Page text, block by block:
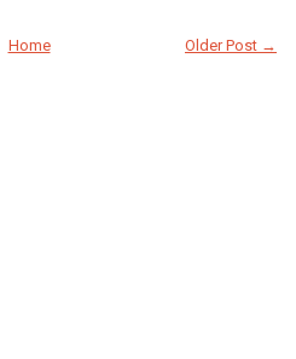
Older Post →
Home